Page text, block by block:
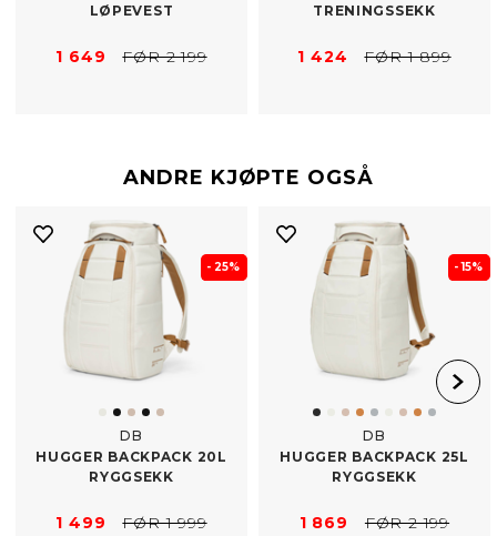
LØPEVEST
1 649 FØR 2 199
TRENINGSSEKK
1 424 FØR 1 899
ANDRE KJØPTE OGSÅ
- 25%
DB
HUGGER BACKPACK 20L
RYGGSEKK
1 499 FØR 1 999
- 15%
DB
HUGGER BACKPACK 25L
RYGGSEKK
1 869 FØR 2 199